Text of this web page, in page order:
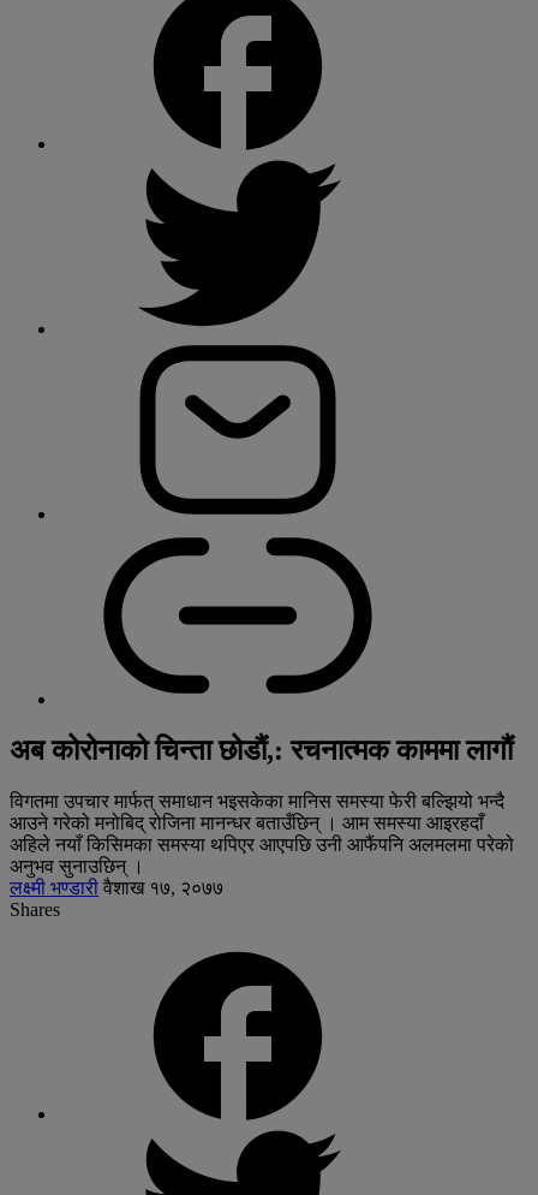
अब कोरोनाको चिन्ता छोडौं,: रचनात्मक काममा लागौं
विगतमा उपचार मार्फत् समाधान भइसकेका मानिस समस्या फेरी बल्झियो भन्दै
आउने गरेको मनोबिद् रोजिना मानन्धर बताउँछिन् । आम समस्या आइरहदाँ
अहिले नयाँ किसिमका समस्या थपिएर आएपछि उनी आफैंपनि अलमलमा परेको
अनुभव सुनाउछिन् ।
लक्ष्मी भण्डारी वैशाख १७, २०७७
Shares